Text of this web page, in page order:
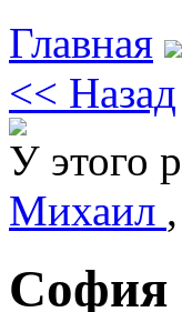
Главная
<< Назад
У этого
Михаил ,
София